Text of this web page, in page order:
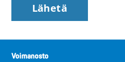
Voimanosto